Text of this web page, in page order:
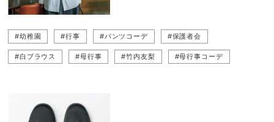
#幼稚園 #行事 #パンツコーデ #保護者会
#白ブラウス #母行事 #竹内友梨 #母行事コーデ